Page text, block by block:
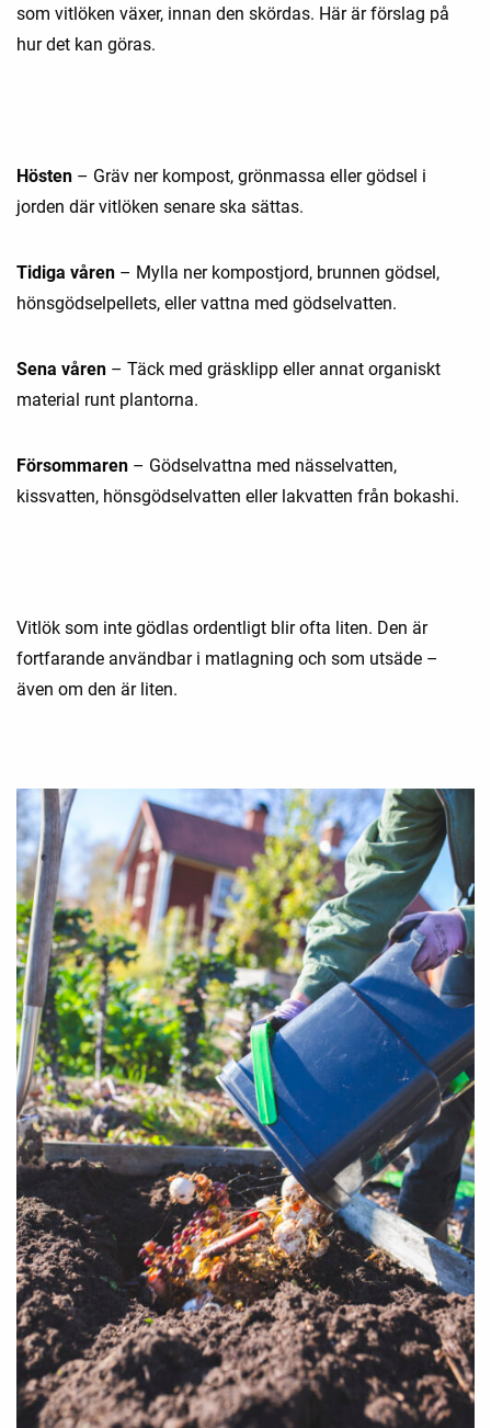
som vitlöken växer, innan den skördas. Här är förslag på
hur det kan göras.
Hösten – Gräv ner kompost, grönmassa eller gödsel i
jorden där vitlöken senare ska sättas.
Tidiga våren – Mylla ner kompostjord, brunnen gödsel,
hönsgödselpellets, eller vattna med gödselvatten.
Sena våren – Täck med gräsklipp eller annat organiskt
material runt plantorna.
Försommaren – Gödselvattna med nässelvatten,
kissvatten, hönsgödselvatten eller lakvatten från bokashi.
Vitlök som inte gödlas ordentligt blir ofta liten. Den är
fortfarande användbar i matlagning och som utsäde –
även om den är liten.